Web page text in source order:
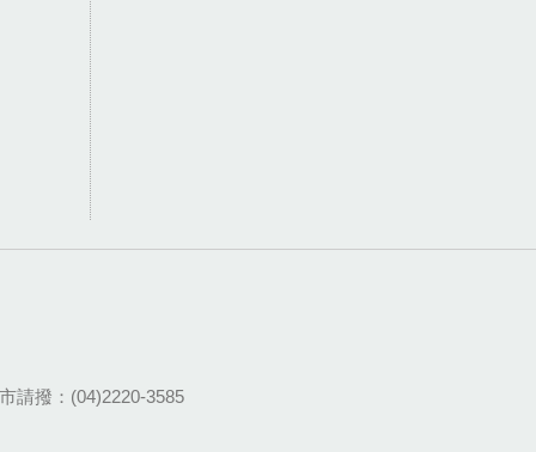
請撥：(04)2220-3585